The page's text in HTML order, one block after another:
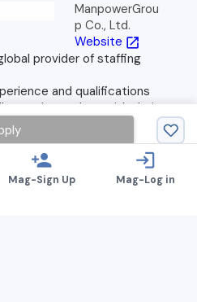
ManpowerGrou
p Co., Ltd.
Website open_in_new
provider of staffing
and qualifications
themselves with their
personally, providing
satisfaction for
person_add
Mag-Sign Up
login
Mag-Log in